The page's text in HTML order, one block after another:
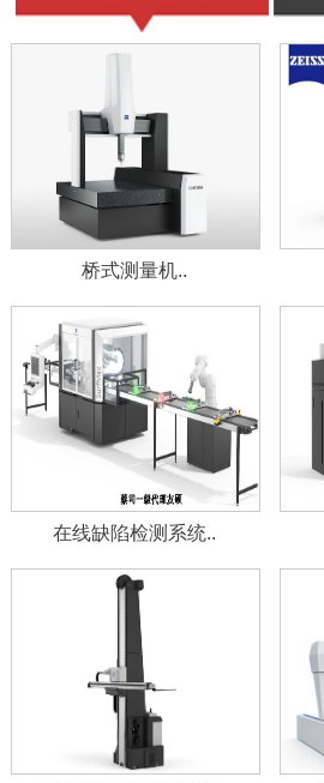
桥式测量机..
在线缺陷检测系统..